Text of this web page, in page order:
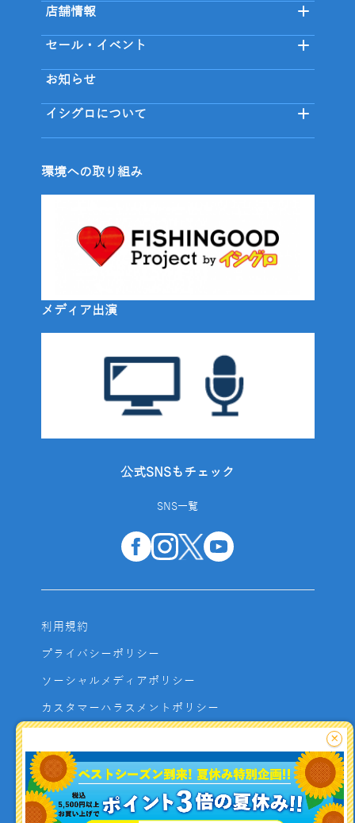
店舗情報
セール・イベント
お知らせ
イシグロについて
環境への取り組み
メディア出演
公式SNSもチェック
SNS一覧
利用規約
プライバシーポリシー
ソーシャルメディアポリシー
カスタマーハラスメントポリシー
よくあるご質問
お問い合わせ
利用者資金の保全方法
×